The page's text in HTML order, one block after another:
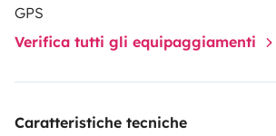
GPS
Verifica tutti gli equipaggiamenti
Caratteristiche tecniche